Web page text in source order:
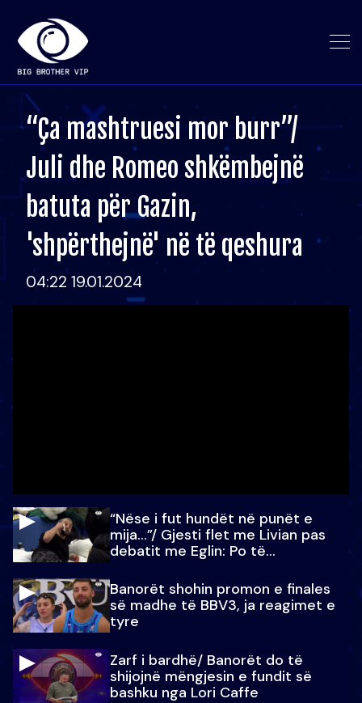
“Ça mashtruesi mor burr”/
Juli dhe Romeo shkëmbejnë
batuta për Gazin,
'shpërthejnë' në të qeshura
04:22 19.01.2024
“Nëse i fut hundët në punët e
mija…”/ Gjesti flet me Livian pas
debatit me Eglin: Po të
Banorët shohin promon e finales
së madhe të BBV3, ja reagimet e
tyre
Zarf i bardhë/ Banorët do të
shijojnë mëngjesin e fundit së
bashku nga Lori Caffe